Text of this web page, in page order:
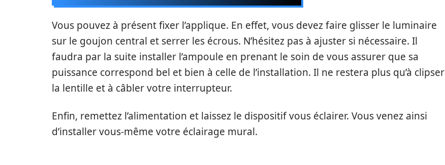
Vous pouvez à présent fixer l’applique. En effet, vous devez faire glisser le luminaire
sur le goujon central et serrer les écrous. N’hésitez pas à ajuster si nécessaire. Il
faudra par la suite installer l’ampoule en prenant le soin de vous assurer que sa
puissance correspond bel et bien à celle de l’installation. Il ne restera plus qu’à clipser
la lentille et à câbler votre interrupteur.
Enfin, remettez l’alimentation et laissez le dispositif vous éclairer. Vous venez ainsi
d’installer vous-même votre éclairage mural.